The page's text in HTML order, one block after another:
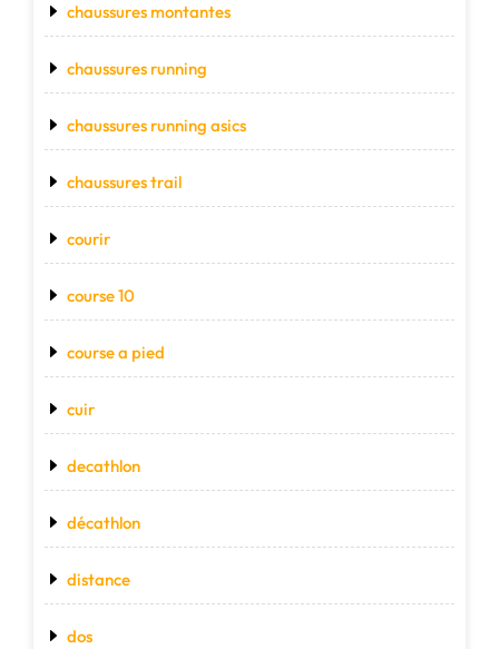
chaussures montantes
chaussures running
chaussures running asics
chaussures trail
courir
course 10
course a pied
cuir
decathlon
décathlon
distance
dos